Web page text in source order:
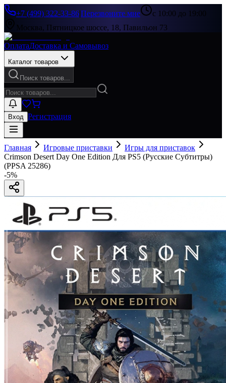
+7 (499) 322-33-86|Перезвоните мне
с 10:00 до 19:00
Москва, Пятницкое шоссе, 18, Павильон 73
ОплатаДоставка и Самовывоз
Каталог товаров
Поиск товаров...
Вход Регистрация
Главная Игровые приставки
Игры для приставок
Crimson Desert Day One Edition Для PS5 (Русские Субтитры)
(PPSA 25286)
-5%